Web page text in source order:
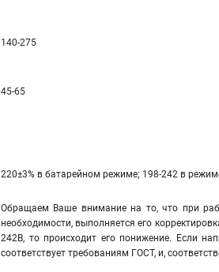
140-275
45-65
220±3% в батарейном режиме; 198-242 в
Обращаем Ваше внимание на то, что при
необходимости, выполняется его
242В, то происходит его понижение. Если
соответствует требованиям ГОСТ, и,